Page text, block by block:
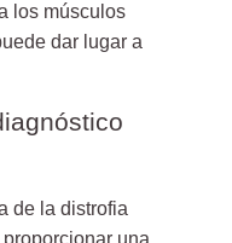
los músculos
dar lugar a
de la distrofia